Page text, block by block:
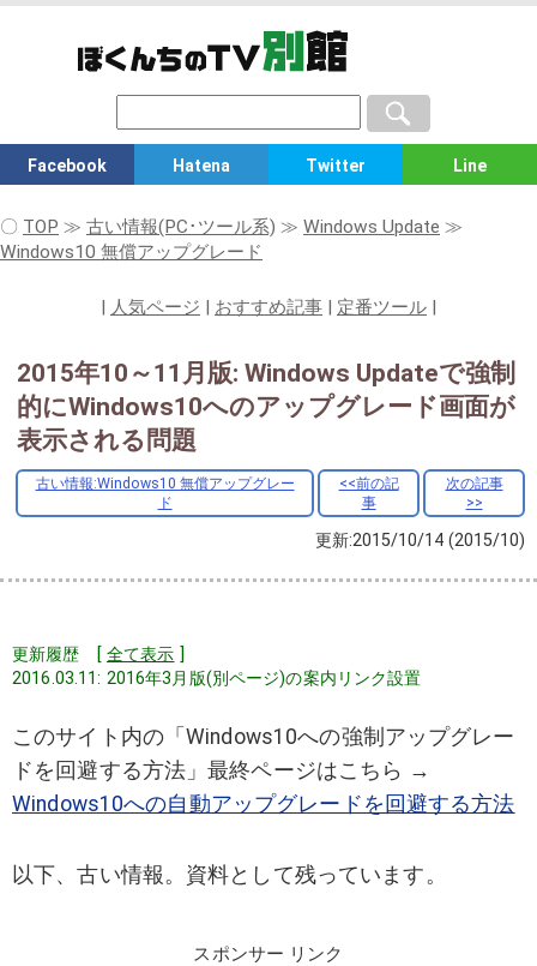
Facebook Hatena Twitter Line
〇 TOP ≫ 古い情報(PC･ツール系) ≫ Windows Update ≫
Windows10 無償アップグレード
| 人気ページ | おすすめ記事 | 定番ツール |
2015年10～11月版: Windows Updateで強制
的にWindows10へのアップグレード画面が
表示される問題
古い情報:Windows10 無償アップグレー
ド
<<前の記
事
次の記事
>>
更新:2015/10/14 (2015/10)
更新履歴 [ 全て表示 ]
2016.03.11: 2016年3月版(別ページ)の案内リンク設置
このサイト内の「Windows10への強制アップグレー
ドを回避する方法」最終ページはこちら →
Windows10への自動アップグレードを回避する方法
以下、古い情報。資料として残っています。
スポンサー リンク